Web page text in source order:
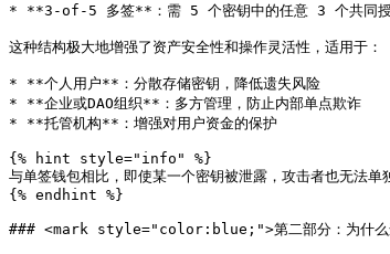
* **3-of-5 多签**：需 5 个密钥中的任意 3 个共同
这种结构极大地增强了资产安全性和操作灵活性，适用于：
* **个人用户**：分散存储密钥，降低遗失风险
* **企业或DAO组织**：多方管理，防止内部单点欺诈
* **托管机构**：增强对用户资金的保护
{% hint style="info" %}
与单签钱包相比，即使某一个密钥被泄露，攻击者也无法单
{% endhint %}
### <mark style="color:blue;">第二部分：为什么